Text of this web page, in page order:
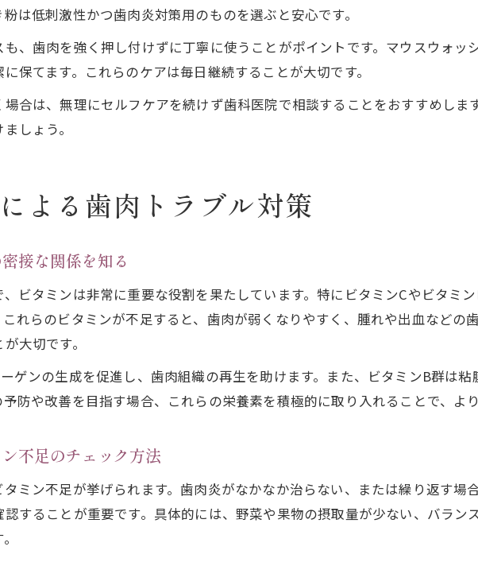
は低刺激性かつ歯肉炎対策用のものを選ぶと安心です。
、歯肉を強く押し付けずに丁寧に使うことがポイントです。マウスウォッ
保てます。これらのケアは毎日継続することが大切です。
合は、無理にセルフケアを続けず歯科医院で相談することをおすすめしま
しょう。
よる歯肉トラブル対策
接な関係を知る
ビタミンは非常に重要な役割を果たしています。特にビタミンCやビタミ
れらのビタミンが不足すると、歯肉が弱くなりやすく、腫れや出血などの
大切です。
ゲンの生成を促進し、歯肉組織の再生を助けます。また、ビタミンB群は
防や改善を目指す場合、これらの栄養素を積極的に取り入れることで、よ
不足のチェック方法
ミン不足が挙げられます。歯肉炎がなかなか治らない、または繰り返す場
することが重要です。具体的には、野菜や果物の摂取量が少ない、バラン